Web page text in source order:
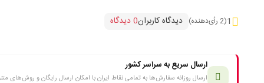
1(2 رأی‌دهنده) دیدگاه کاربران0 دیدگاه
ارسال سریع به سراسر کشور
ارسال روزانه سفارش‌ها به تمامی نقاط ایران با امکان ارسال رایگان و روش‌های